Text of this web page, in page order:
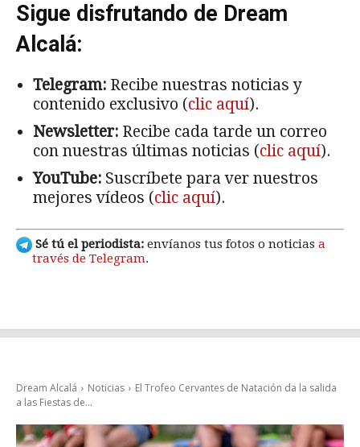
Sigue disfrutando de Dream
Alcalá:
Telegram: Recibe nuestras noticias y
contenido exclusivo (clic aquí).
Newsletter: Recibe cada tarde un correo
con nuestras últimas noticias (clic aquí).
YouTube: Suscríbete para ver nuestros
mejores vídeos (clic aquí).
Sé tú el periodista: envíanos tus fotos o noticias a
través de Telegram.